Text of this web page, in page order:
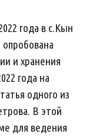
года в с.Кын
и хранения
года на
одного из
В этой
для ведения